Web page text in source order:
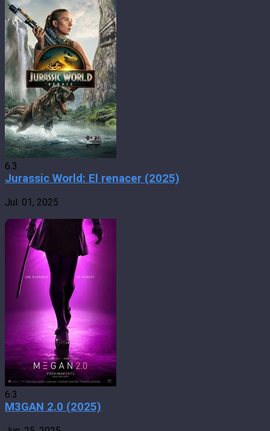
6.3
Jurassic World: El renacer (2025)
Jul. 01, 2025
6.3
M3GAN 2.0 (2025)